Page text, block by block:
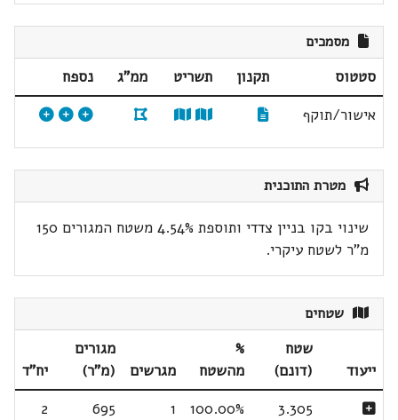
מסמכים
סטטוס תקנון תשריט ממ"ג
נספח
אישור/תוקף
מטרת התוכנית
שינוי בקו בניין צדדי ותוספת 4.54% משטח המגורים 150
מ"ר לשטח עיקרי.
שטחים
ייעוד
שטח
(דונם)
%
מהשטח
מגרשים
מגורים
(מ"ר)
יח"ד
3.305
100.00%
1
695
2